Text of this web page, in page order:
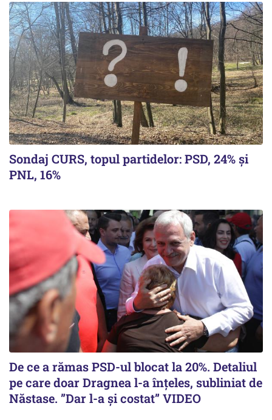
Sondaj CURS, topul partidelor: PSD, 24% şi
PNL, 16%
De ce a rămas PSD-ul blocat la 20%. Detaliul
pe care doar Dragnea l-a înțeles, subliniat de
Năstase. ”Dar l-a și costat” VIDEO